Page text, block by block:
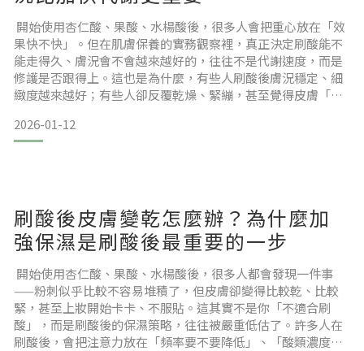
開始使用杏仁酸、果酸、水楊酸後，很多人會把重心放在「效
果快不快」。但在肌膚保養的實務觀察裡，真正決定刷酸能不
能走得久、膚況會不會越來越好的，往往不是代謝速度，而是
修護是否跟得上。這也是為什麼，有些人刷酸後膚況穩定、細
緻度越來越好；有些人卻反覆乾燥、緊繃，甚至覺得皮膚「一
護的關鍵步驟，以及精華油在刷酸期扮演的角色。本文目錄為
什麼刷酸後容易進入「不穩定期」？刷酸後只補水常常不夠的
2026-01-12
刷酸後皮膚變乾怎麼辦？為什麼加
強保濕是刷酸後最重要的一步
開始使用杏仁酸、果酸、水楊酸後，很多人都會發現一件事
——粉刺似乎比較不容易堆積了，但皮膚卻變得比較乾、比較
緊，甚至上妝開始卡卡、不服貼。這其實不是你「不適合刷
酸」，而是刷酸後的保濕策略，往往被嚴重低估了。許多人在
刷酸後，會把注意力放在「頻率要不要降低」、「酸類濃度會